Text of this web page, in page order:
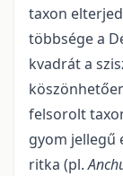
taxon
több­sége a
kvadrát a
felsorolt
gyom jellegű
ritka (pl.